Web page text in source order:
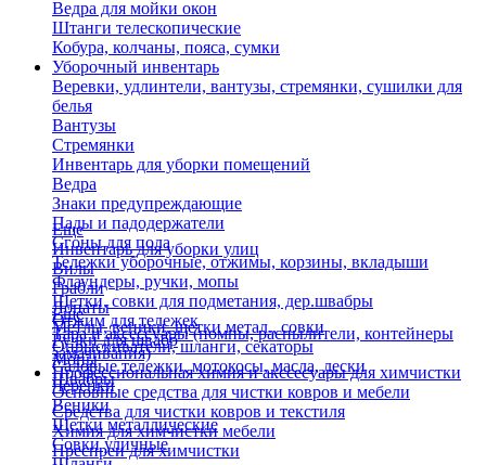
Ведра для мойки окон
Штанги телескопические
Кобура, колчаны, пояса, сумки
Уборочный инвентарь
Веревки, удлинтели, вантузы, стремянки, сушилки для
белья
Вантузы
Стремянки
Инвентарь для уборки помещений
Ведра
Знаки предупреждающие
Пады и падодержатели
Сгоны для пола
Тележки уборочные, отжимы, корзины, вкладыши
Флаундеры, ручки, мопы
Щетки, совки для подметания, дер.швабры
Отжим для тележек
Ручки для швабр
Мопы
Швабры
Еще
Инвентарь для уборки улиц
Вилы
Грабли
Лопаты
Метлы, веники, щетки метал., совки
Опрыскиватели, шланги, секаторы
Садовые тележки, мотокосы, масла, лески
Черенки
Веники
Щетки металлические
Совки уличные
Еще
Тара и аксессуары (помпы, распылители, контейнеры
замачивания)
Профессиональная химия и акссесуары для химчистки
Основные средства для чистки ковров и мебели
Средства для чистки ковров и текстиля
Химия для химчистки мебели
Преспреи для химчистки